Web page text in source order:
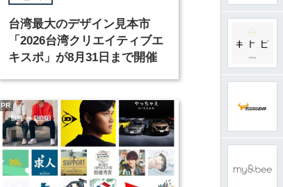
台湾最大のデザイン見本市
「2026台湾クリエイティブエ
キスポ」が8月31日まで開催
PR